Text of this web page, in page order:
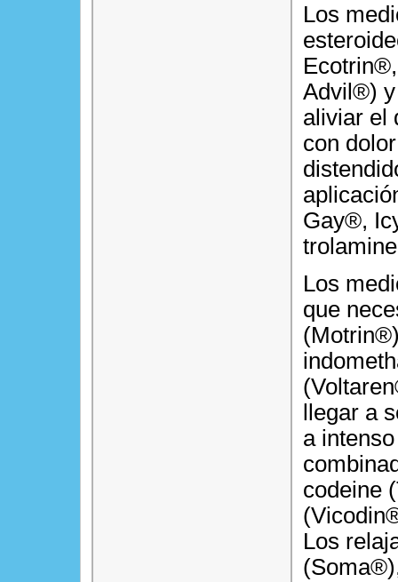
Los
Advil®) y
aliviar el
con
Gay®,
Los
que
llegar a
a
codeine
Los